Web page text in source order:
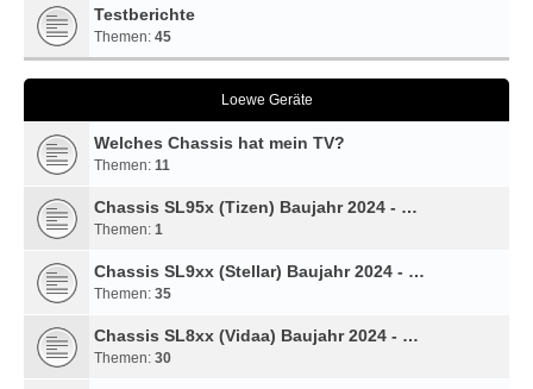
Testberichte
Themen: 45
Loewe Geräte
Welches Chassis hat mein TV?
Themen: 11
Chassis SL95x (Tizen) Baujahr 2024 - …
Themen: 1
Chassis SL9xx (Stellar) Baujahr 2024 - …
Themen: 35
Chassis SL8xx (Vidaa) Baujahr 2024 - …
Themen: 30